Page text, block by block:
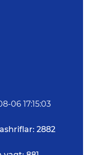
06 17:15:03
2882